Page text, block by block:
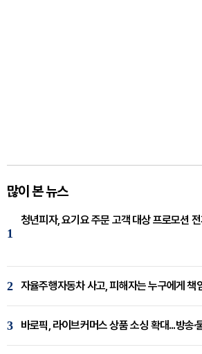
많이 본 뉴스
1
청년피자, 요기요 주문 고객 대상 프로모션 전
2 자율주행자동차 사고, 피해자는 누구에게 책
3 바로픽, 라이브커머스 상품 소싱 확대...방송·